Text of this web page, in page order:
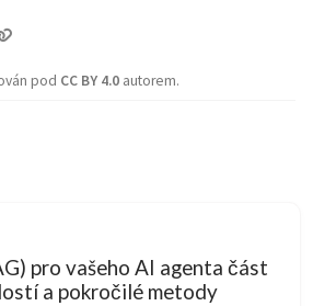
pod CC BY 4.0 autorem.
pro vašeho AI agenta část
a pokročilé metody